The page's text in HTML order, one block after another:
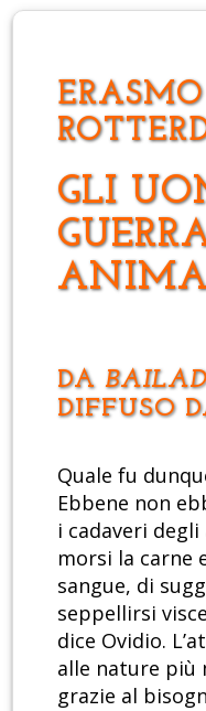
GLI
DA
DIFFUSO
Quale fu
Ebbene non
i cadaveri
morsi la carne
sangue, di
seppellirsi
dice Ovidio.
alle nature più
grazie al